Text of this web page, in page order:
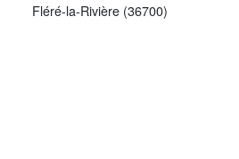
Fléré-la-Rivière (36700)